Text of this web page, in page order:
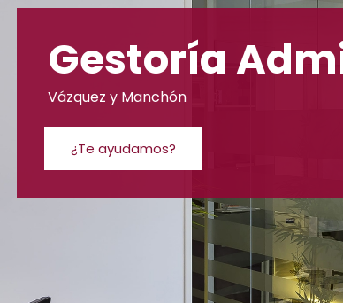
Gestoría
Vázquez y Manchón
¿Te ayudamos?